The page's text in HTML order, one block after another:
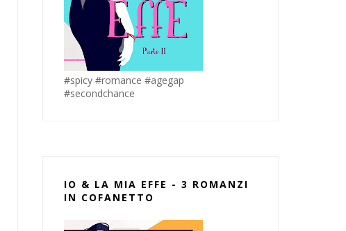
#spicy #romance #agegap
#secondchance
IO & LA MIA EFFE - 3 ROMANZI
IN COFANETTO